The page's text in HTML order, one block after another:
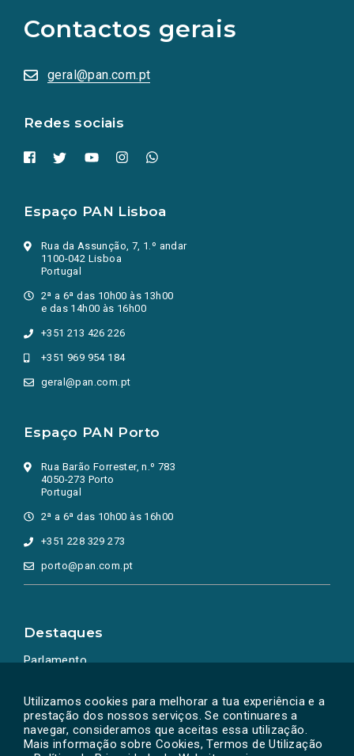
Utilizamos cookies para melhorar a tua experiência e a
prestação dos nossos serviços. Se continuares a
navegar, consideramos que aceitas essa utilização.
Mais informação sobre Cookies, Termos de Utilização
Contactos gerais
geral@pan.com.pt
Redes sociais
redes
sociais
numa
nova
Espaço PAN Lisboa
Rua da Assunção, 7, 1.º andar
1100-042 Lisboa
Portugal
2ª a 6ª das 10h00 às 13h00
e das 14h00 às 16h00
+351 213 426 226
+351 969 954 184
geral@pan.com.pt
Espaço PAN Porto
Rua Barão Forrester, n.º 783
4050-273 Porto
Portugal
2ª a 6ª das 10h00 às 16h00
+351 228 329 273
porto@pan.com.pt
Destaques
Parlamento